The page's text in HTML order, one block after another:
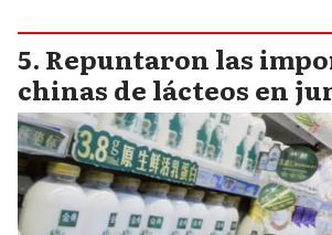
Repuntaron las
chinas de lácteos en